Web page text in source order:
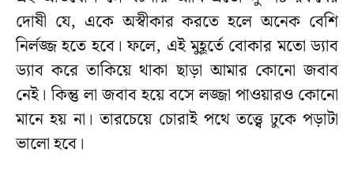
দোষী যে, একে অস্বীকার করতে হলে অনেক বেশি
নির্লজ্জ হতে হবে। ফলে, এই মুহূর্তে বোকার মতো ড্যাব
ড্যাব করে তাকিয়ে থাকা ছাড়া আমার কোনো জবাব
নেই। কিন্তু লা জবাব হয়ে বসে লজ্জা পাওয়ারও কোনো
মানে হয় না। তারচেয়ে চোরাই পথে তত্ত্বে ঢুকে পড়াটা
ভালো হবে।